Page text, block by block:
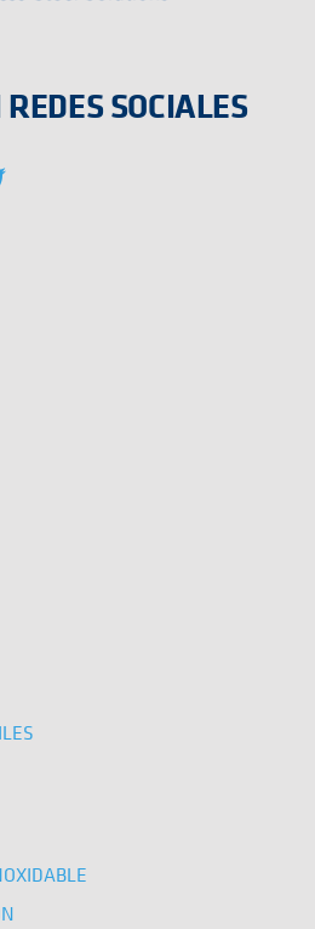
SOCIALES